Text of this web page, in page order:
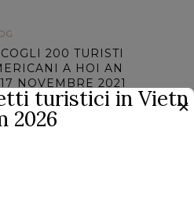
200 TURISTI
A HOI AN
NOVEMBRE 2021
IL NUOVO
TURISTICO.
turistici in Vietn
2026 ✕